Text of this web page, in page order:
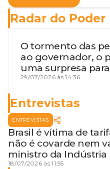
Radar do Poder
O tormento das
ao governador, o
uma surpresa
terceira guerra
29/07/2026 às 14:36
Entrevistas
ENTREVISTAS
Brasil é vítima de
não é covarde nem
ministro da Indústria
18/07/2026 às 11:55